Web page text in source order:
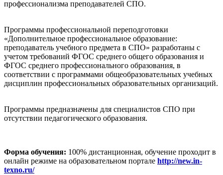
профессионализма преподавателей СПО.
Программы профессиональной переподготовки
«Дополнительное профессиональное образование:
преподаватель учебного предмета в СПО» разработаны с
учетом требований ФГОС среднего общего образования и
ФГОС среднего профессионального образования, в
соответствии с программами общеобразовательных учебных
дисциплин профессиональных образовательных организаций.
Программы предназначены для специалистов СПО при
отсутствии педагогического образования.
Форма обучения: 100% дистанционная, обучение проходит в
онлайн режиме на образовательном портале http://new.in-
texno.ru/